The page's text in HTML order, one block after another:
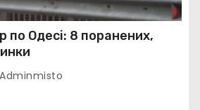
по Одесі: 8 поранених,
Adminmisto